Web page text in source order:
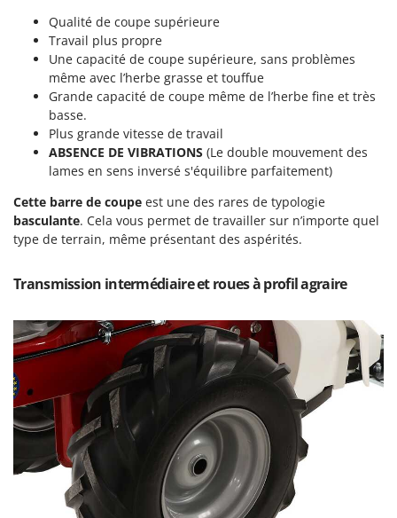
OMA
Omas
Ompagrill
Ooni
Oriental Koshin
Outdoorchef
P
Palazzetti
Palumbo Pavi
Philips
Pramac
Prismafood
R
R.G.V.
Rato
Reber
Redback
Qualité de coupe supérieure
Travail plus propre
Une capacité de coupe supérieure, sans problèmes
même avec l’herbe grasse et touffue
Grande capacité de coupe même de l’herbe fine et très
basse.
Plus grande vitesse de travail
ABSENCE DE VIBRATIONS (Le double mouvement des
lames en sens inversé s'équilibre parfaitement)
Cette barre de coupe est une des rares de typologie
basculante. Cela vous permet de travailler sur n’importe quel
type de terrain, même présentant des aspérités.
Transmission intermédiaire et roues à profil agraire